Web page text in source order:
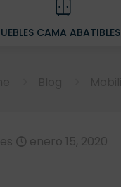
CAMA ABATIBLES
enero 15, 2020